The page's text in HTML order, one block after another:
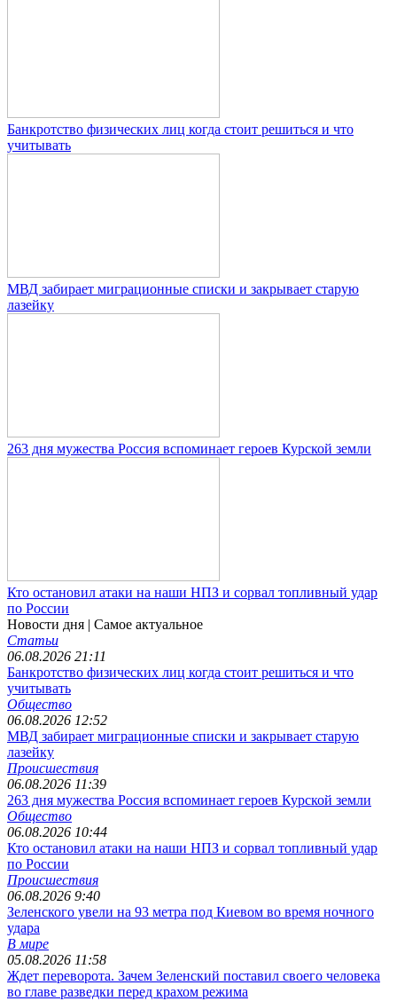
Банкротство физических лиц когда стоит решиться и что
учитывать
МВД забирает миграционные списки и закрывает старую
лазейку
263 дня мужества Россия вспоминает героев Курской земли
Кто остановил атаки на наши НПЗ и сорвал топливный удар
по России
Новости дня | Самое актуальное
Статьи
06.08.2026 21:11
Банкротство физических лиц когда стоит решиться и что
учитывать
Общество
06.08.2026 12:52
МВД забирает миграционные списки и закрывает старую
лазейку
Происшествия
06.08.2026 11:39
263 дня мужества Россия вспоминает героев Курской земли
Общество
06.08.2026 10:44
Кто остановил атаки на наши НПЗ и сорвал топливный удар
по России
Происшествия
06.08.2026 9:40
Зеленского увели на 93 метра под Киевом во время ночного
удара
В мире
05.08.2026 11:58
Ждет переворота. Зачем Зеленский поставил своего человека
во главе разведки перед крахом режима